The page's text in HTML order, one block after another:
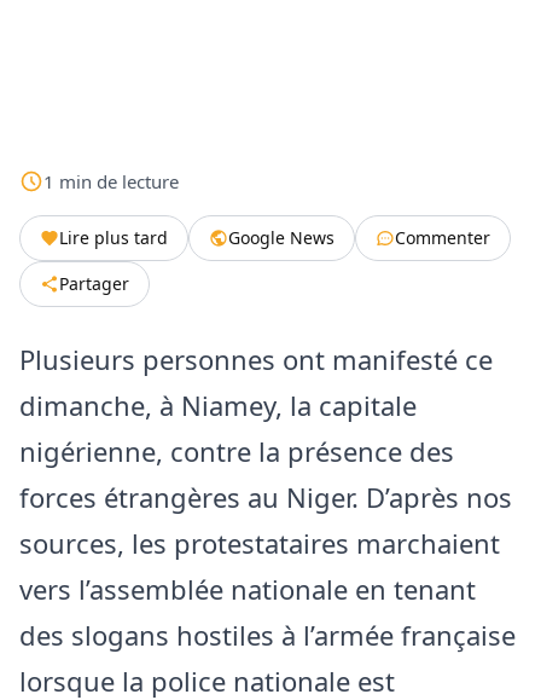
1 min de lecture
Lire plus tard Google News
Commenter
Partager
Plusieurs personnes ont manifesté ce
dimanche, à Niamey, la capitale
nigérienne, contre la présence des
forces étrangères au Niger. D’après nos
sources, les protestataires marchaient
vers l’assemblée nationale en tenant
des slogans hostiles à l’armée française
lorsque la police nationale est